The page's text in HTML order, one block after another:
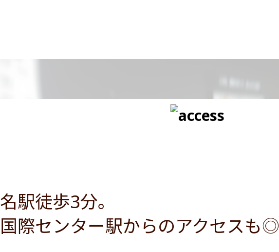
名駅徒歩3分。
国際センター駅からのアクセスも◎